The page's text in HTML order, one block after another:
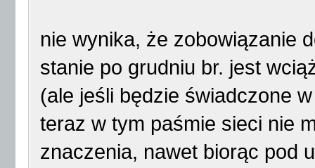
nie wynika, że zobowiązanie
stanie po grudniu br. jest
(ale jeśli będzie świadczone
teraz w tym paśmie sieci nie
znaczenia, nawet biorąc pod